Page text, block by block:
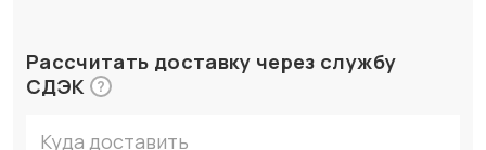
Рассчитать доставку через службу
СДЭК ?